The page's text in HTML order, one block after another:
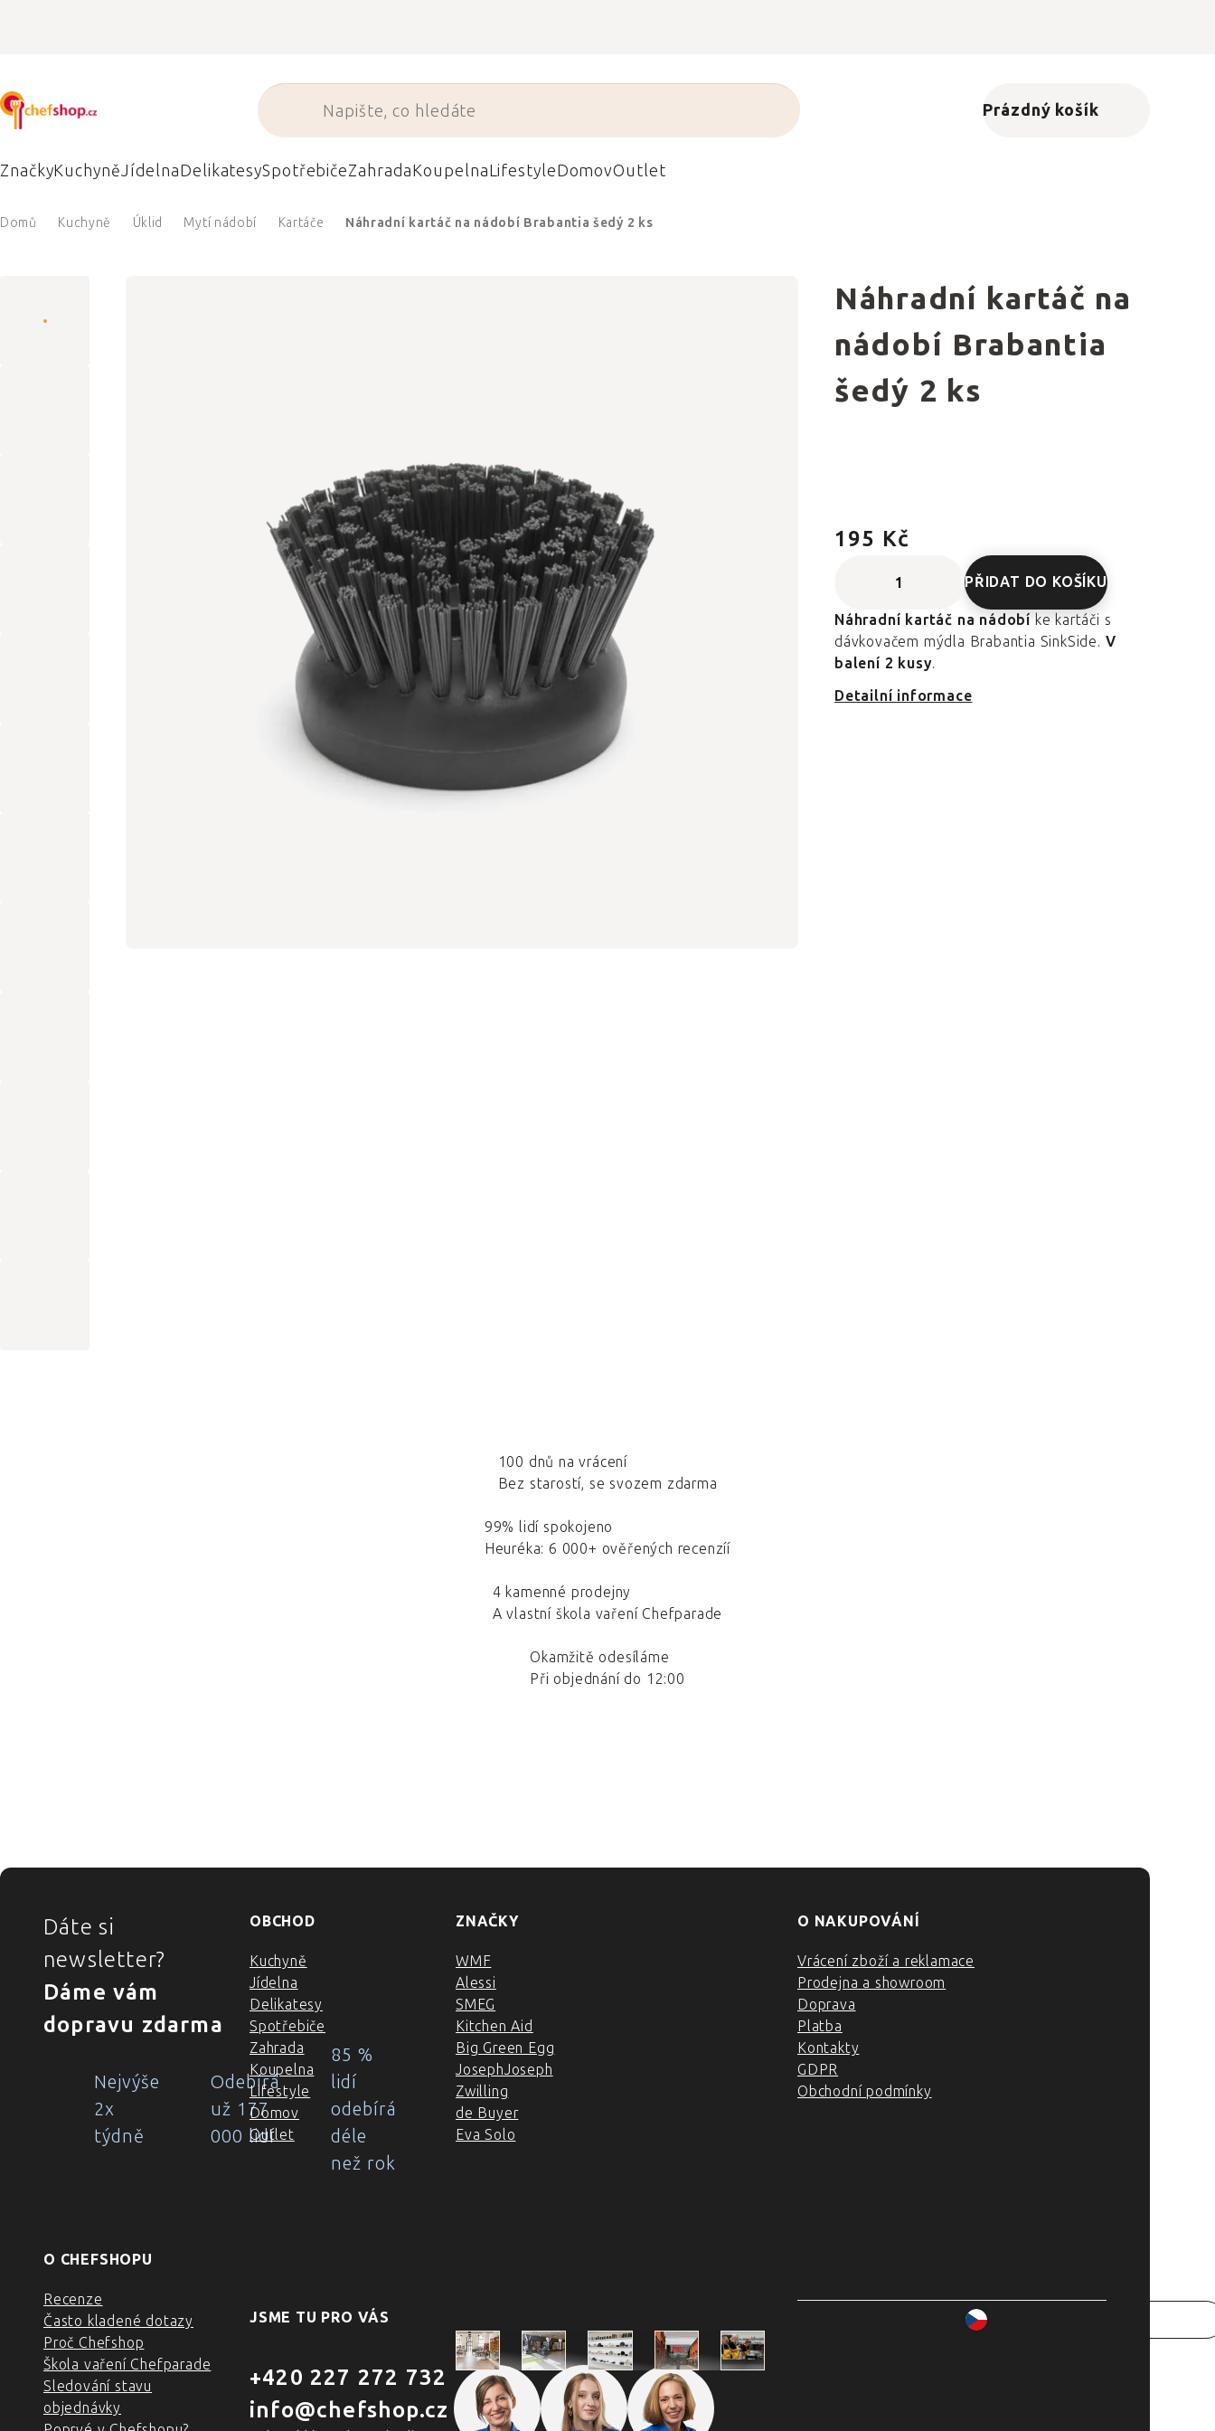
Nákupní košík
Prázdný košík
ZnačkyKuchyněJídelnaDelikatesySpotřebičeZahradaKoupelnaLifestyleDomovOutlet
Domů Kuchyně Úklid Mytí nádobí Kartáče Náhradní kartáč na nádobí Brabantia šedý 2 ks
Náhradní kartáč na
nádobí Brabantia
šedý 2 ks
195 Kč
PŘIDAT DO KOŠÍKU
Náhradní kartáč na nádobí ke kartáči s
dávkovačem mýdla Brabantia SinkSide. V
balení 2 kusy.
Detailní informace
100 dnů na vrácení
Bez starostí, se svozem zdarma
99% lidí spokojeno
Heuréka: 6 000+ ověřených recenzíí
4 kamenné prodejny
A vlastní škola vaření Chefparade
Okamžitě odesíláme
Při objednání do 12:00
ZÁPATÍ
Dáte si
newsletter?
Dáme vám
dopravu zdarma
Nejvýše
2x
týdně
Odebírá
už 177
000 lidí
85 %
lidí
odebírá
déle
než rok
OBCHOD
Kuchyně
Jídelna
Delikatesy
Spotřebiče
Zahrada
Koupelna
Lifestyle
Domov
Outlet
ZNAČKY
WMF
Alessi
SMEG
Kitchen Aid
Big Green Egg
JosephJoseph
Zwilling
de Buyer
Eva Solo
O NAKUPOVÁNÍ
Vrácení zboží a reklamace
Prodejna a showroom
Doprava
Platba
Kontakty
GDPR
Obchodní podmínky
O CHEFSHOPU
Recenze
Často kladené dotazy
Proč Chefshop
Škola vaření Chefparade
Sledování stavu
objednávky
JSME TU PRO VÁS
+420 227 272 732
info@chefshop.cz
Praha Praha
Outlet
Brno
www.chefshop.cz